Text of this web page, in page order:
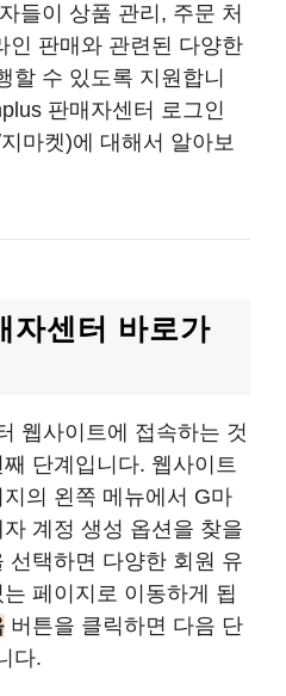
들이 상품 관리, 주문 처
인 판매와 관련된 다양한
할 수 있도록 지원합니
판매자센터 로그인
마켓)에 대해서 알아보
센터 바로가
웹사이트에 접속하는 것
단계입니다. 웹사이트
의 왼쪽 메뉴에서 G마
계정 생성 옵션을 찾을
선택하면 다양한 회원 유
페이지로 이동하게 됩
버튼을 클릭하면 다음 단
다.